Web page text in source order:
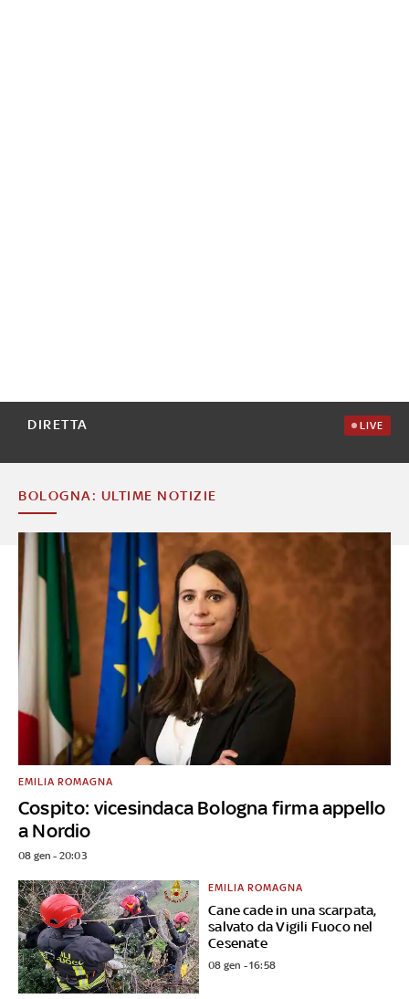
DIRETTA LIVE
BOLOGNA: ULTIME NOTIZIE
Cospito: vicesindaca Bologna firma appello
a Nordio
EMILIA ROMAGNA
08 gen - 20:03
Cane cade in una scarpata,
salvato da Vigili Fuoco nel
Cesenate
EMILIA ROMAGNA
08 gen - 16:58